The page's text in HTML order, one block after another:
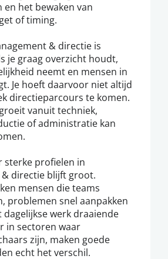
en het bewaken van
of timing.
& directie is
je graag overzicht houdt,
neemt en mensen in
Je hoeft daarvoor niet altijd
directieparcours te komen.
vanuit techniek,
of administratie kan
sterke profielen in
directie blijft groot.
mensen die teams
problemen snel aanpakken
dagelijkse werk draaiende
in sectoren waar
zijn, maken goede
echt het verschil.